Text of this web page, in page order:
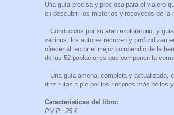
Una guía precisa y preciosa para el viajero
en descubrir los misterios y recovecos de la
Conducidos por su afán exploratorio, y
vecinos, los autores recorren y profundizan
ofrecer al lector el mejor compendio de la
de las 52 poblaciones que componen la
Una guía amena, completa y actualizada,
diez rutas a pie por los rincones más bellos y
Características del libro:
P.V.P.: 25 €